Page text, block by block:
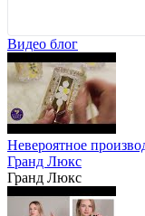
Видео блог
Невероятное
Гранд Люкс
Гранд Люкс